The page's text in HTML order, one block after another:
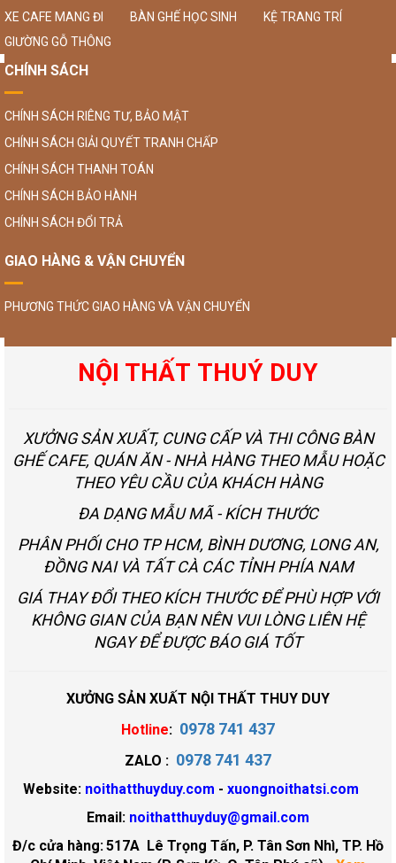
XE CAFE MANG ĐI
BÀN GHẾ HỌC SINH
KỆ TRANG TRÍ
GIƯỜNG GỖ THÔNG
CHÍNH SÁCH
CHÍNH SÁCH RIÊNG TƯ, BẢO MẬT
CHÍNH SÁCH GIẢI QUYẾT TRANH CHẤP
CHÍNH SÁCH THANH TOÁN
CHÍNH SÁCH BẢO HÀNH
CHÍNH SÁCH ĐỔI TRẢ
GIAO HÀNG & VẬN CHUYỂN
PHƯƠNG THỨC GIAO HÀNG VÀ VẬN CHUYỂN
NỘI THẤT THUÝ DUY
XƯỞNG SẢN XUẤT, CUNG CẤP VÀ THI CÔNG BÀN
GHẾ CAFE, QUÁN ĂN - NHÀ HÀNG THEO MẪU HOẶC
THEO YÊU CẦU CỦA KHÁCH HÀNG
ĐA DẠNG MẪU MÃ - KÍCH THƯỚC
PHÂN PHỐI CHO TP HCM, BÌNH DƯƠNG, LONG AN,
ĐỒNG NAI VÀ TẤT CÀ CÁC TỈNH PHÍA NAM
GIÁ THAY ĐỔI THEO KÍCH THƯỚC ĐỂ PHÙ HỢP VỚI
KHÔNG GIAN CỦA BẠN NÊN VUI LÒNG LIÊN HỆ
NGAY ĐỂ ĐƯỢC BÁO GIÁ TỐT
XƯỞNG SẢN XUẤT NỘI THẤT THUY DUY
Hotline: 0978 741 437
ZALO : 0978 741 437
Website: noithatthuyduy.com - xuongnoithatsi.com
Email: noithatthuyduy@gmail.com
Đ/c cửa hàng:517A Lê Trọng Tấn, P. Tân Sơn Nhì, TP. Hồ